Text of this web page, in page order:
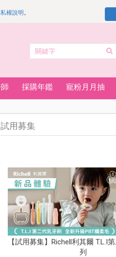
權說明 。
採購年鑑 寵粉月月抽
試用募集
【試用募集】Richell利其爾 T.L.I
列